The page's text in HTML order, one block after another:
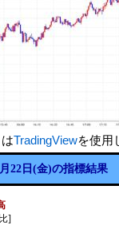
TradingViewを使用
22日(金)の指標結果
]